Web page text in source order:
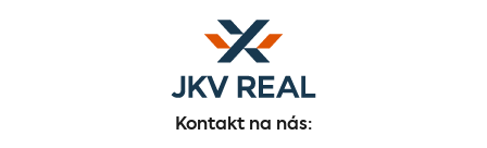
Kontakt na nás: